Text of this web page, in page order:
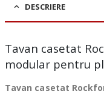
DESCRIERE
Tavan casetat
modular pentru
Tavan casetat